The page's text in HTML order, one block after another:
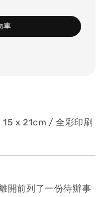
車
x 21cm / 全彩印刷
開前列了一份待辦事